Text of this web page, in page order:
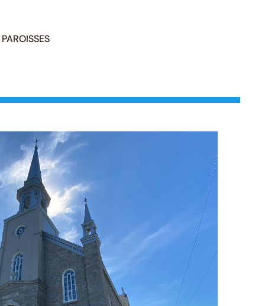
PAROISSES